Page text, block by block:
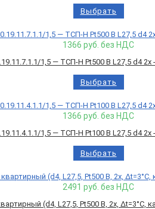
Выбрать
1366 руб. без НДС
1,5 — ТСП-Н Pt500 B L27,5 d4 2х
Выбрать
1366 руб. без НДС
1,5 — ТСП-Н Pt100 B L27,5 d4 2х
Выбрать
2491 руб. без НДС
(d4, L27,5, Pt500 B, 2х,